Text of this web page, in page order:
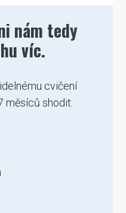
nám tedy
víc.
cvičení
měsíců shodit: